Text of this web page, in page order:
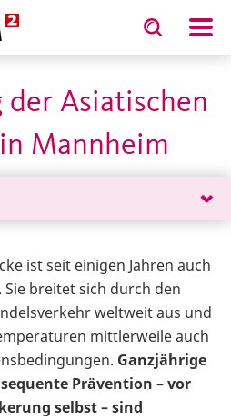
Toggle
search
input
Toggle
search
input
der Asiatischen
Mannheim
ist seit einigen Jahren auch
breitet sich durch den
weltweit aus und
mittlerweile auch
Ganzjährige
Prävention – vor
selbst – sind